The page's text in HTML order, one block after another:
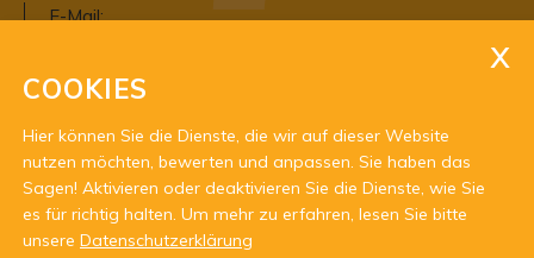
E-Mail:
PEC:njg@gardenapec.it
COOKIES
Hier können Sie die Dienste, die wir auf dieser Website
nutzen möchten, bewerten und anpassen. Sie haben das
Sagen! Aktivieren oder deaktivieren Sie die Dienste, wie Sie
es für richtig halten. Um mehr zu erfahren, lesen Sie bitte
unsere Datenschutzerklärung